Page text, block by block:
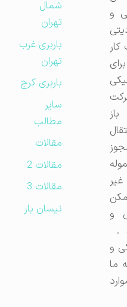
شمال
تهران
باربری غرب
تهران
باربری کرج
مطالب
مقالات
مقالات 2
مقالات 3
نیسان بار